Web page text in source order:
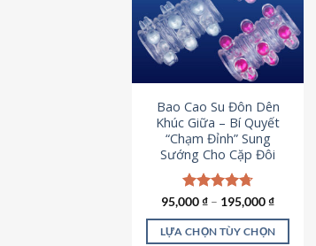
Bao Cao Su Đôn Dên
Khúc Giữa – Bí Quyết
“Chạm Đỉnh” Sung
Sướng Cho Cặp Đôi
Được xếp
5 sao
95,000₫ – 195,000₫
LỰA CHỌN TÙY CHỌN